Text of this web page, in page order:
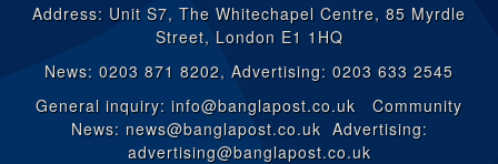
Address: Unit S7, The Whitechapel Centre, 85 Myrdle
Street, London E1 1HQ
News: 0203 871 8202, Advertising: 0203 633 2545
General inquiry: info@banglapost.co.uk Community
News: news@banglapost.co.uk Advertising:
advertising@banglapost.co.uk